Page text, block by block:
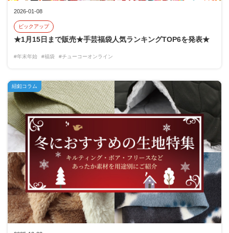
2026-01-08
ピックアップ
★1月15日まで販売★手芸福袋人気ランキングTOP6を発表★
#年末年始 #福袋 #チューコーオンライン
紐釦コラム